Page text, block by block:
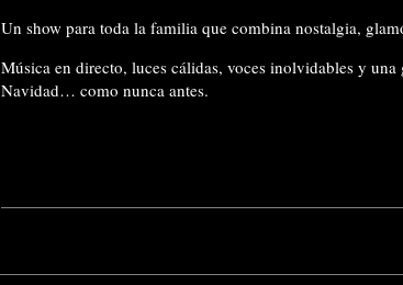
Un show para toda la familia que combina nostalgia,
Música en directo, luces cálidas, voces inolvidables y
Navidad… como nunca antes.